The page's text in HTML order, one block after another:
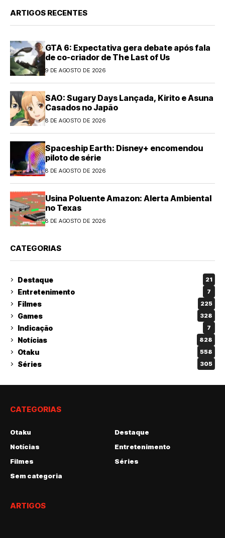
ARTIGOS RECENTES
GTA 6: Expectativa gera debate após fala
de co-criador de The Last of Us
9 DE AGOSTO DE 2026
SAO: Sugary Days Lançada, Kirito e Asuna
Casados no Japão
8 DE AGOSTO DE 2026
Spaceship Earth: Disney+ encomendou
piloto de série
8 DE AGOSTO DE 2026
Usina Poluente Amazon: Alerta Ambiental
no Texas
8 DE AGOSTO DE 2026
CATEGORIAS
Destaque 21
Entretenimento 7
Filmes 225
Games 328
Indicação 7
Notícias 828
Otaku 558
Séries 305
CATEGORIAS
Otaku
Destaque
Notícias
Entretenimento
Filmes
Séries
Sem categoria
ARTIGOS